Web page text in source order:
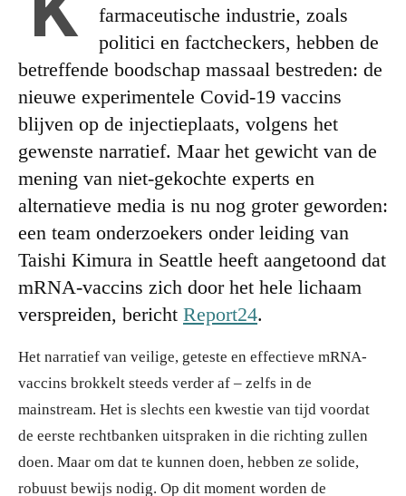
farmaceutische industrie, zoals
politici en factcheckers, hebben de
betreffende boodschap massaal bestreden: de
nieuwe experimentele Covid-19 vaccins
blijven op de injectieplaats, volgens het
gewenste narratief. Maar het gewicht van de
mening van niet-gekochte experts en
alternatieve media is nu nog groter geworden:
een team onderzoekers onder leiding van
Taishi Kimura in Seattle heeft aangetoond dat
mRNA-vaccins zich door het hele lichaam
verspreiden, bericht Report24.
Het narratief van veilige, geteste en effectieve mRNA-
vaccins brokkelt steeds verder af – zelfs in de
mainstream. Het is slechts een kwestie van tijd voordat
de eerste rechtbanken uitspraken in die richting zullen
doen. Maar om dat te kunnen doen, hebben ze solide,
robuust bewijs nodig. Op dit moment worden de